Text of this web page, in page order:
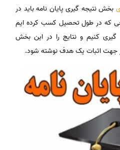
بخش نتیجه گیری پایان نامه باید در
که در طول تحصیل کسب کرده ایم
گیری کنیم و نتایج را در این بخش
جهت اثبات یک هدف نوشته شود.